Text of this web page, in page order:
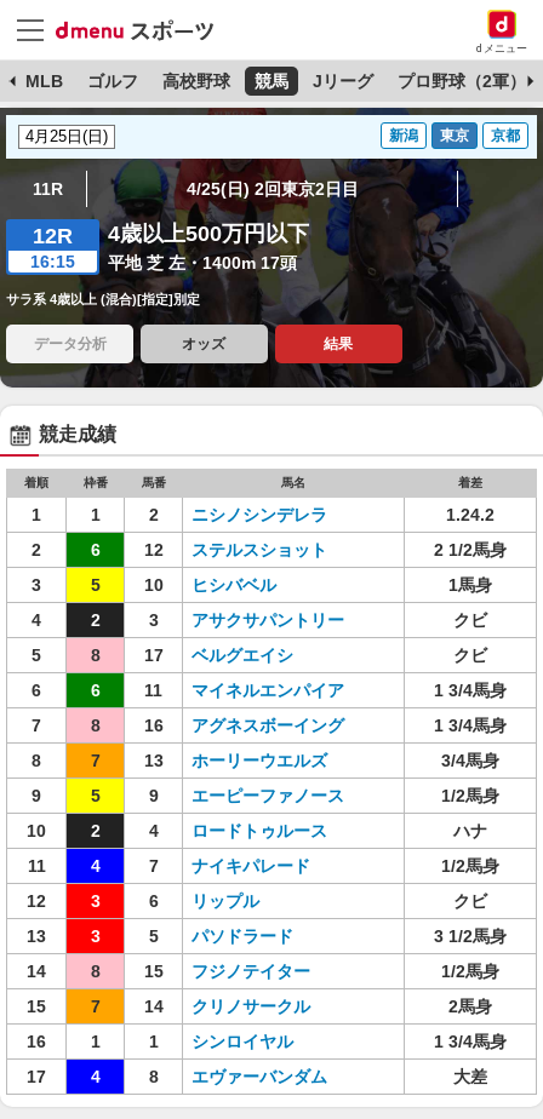
dメニュー
MLB ゴルフ 高校野球 競馬 Jリーグ プロ野球（2軍）
新潟 東京 京都
11R 4/25(日) 2回東京2日目
12R
16:15
4歳以上500万円以下
平地 芝 左・1400m 17頭
サラ系 4歳以上 (混合)[指定]別定
データ分析 オッズ 結果
競走成績
着順 枠番 馬番 馬名 着差
1 1 2 ニシノシンデレラ
1.24.2
2
6 12 ステルスショット
2 1/2馬身
3
5 10 ヒシバベル
1馬身
4
2 3 アサクサパントリー
クビ
5
8 17 ベルグエイシ
クビ
6
6 11 マイネルエンパイア
1 3/4馬身
7
8 16 アグネスボーイング
1 3/4馬身
8
7 13 ホーリーウエルズ
3/4馬身
9
5 9 エーピーファノース
1/2馬身
10
2 4 ロードトゥルース
ハナ
11
4 7 ナイキパレード
1/2馬身
12
3 6 リップル
クビ
13
3 5 パソドラード
3 1/2馬身
14
8 15 フジノテイター
1/2馬身
15
7 14 クリノサークル
2馬身
16
1 1 シンロイヤル
1 3/4馬身
17
4 8 エヴァーバンダム 大差